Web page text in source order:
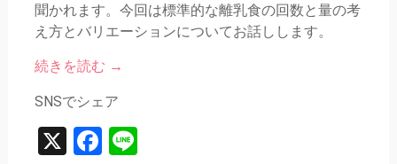
聞かれます。今回は標準的な離乳食の回数と量の考
え方とバリエーションについてお話しします。
続きを読む →
SNSでシェア
X Facebook
Line